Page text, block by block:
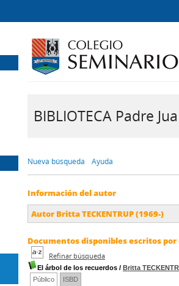
BIBLIOTECA Padre
Nueva búsqueda Ayuda
Información del autor
Autor Britta TECKENTRUP (1969-)
Documentos disponibles escritos
Refinar búsqueda
El árbol de los recuerdos / Britta
Público
ISBD